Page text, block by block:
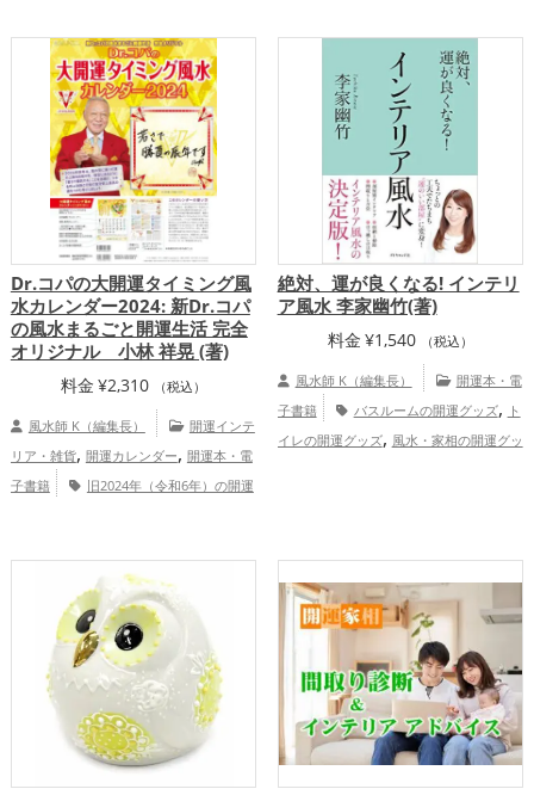
運アップ,家庭運・家族運アップ,総合
運・全体運アップ
Dr.コパの大開運タイミング風
水カレンダー2024: 新Dr.コパ
の風水まるごと開運生活 完全
オリジナル 小林 祥晃 (著)
料金 ¥2,310 （税込）
風水師 K（編集長）
開運インテ
リア・雑貨, 開運カレンダー, 開運本・電
子書籍
旧2024年（令和6年）の開運
総合運・全体運アップ
絶対、運が良くなる! インテリ
ア風水 李家幽竹(著)
料金 ¥1,540 （税込）
風水師 K（編集長）
開運本・電
子書籍
バスルームの開運グッズ, ト
イレの開運グッズ, 風水・家相の開運グッ
ングの開運グッズ,キッチンの開運グッ
ズ,寝室の開運グッズ
家庭運・家族
運アップ,総合運・全体運アップ